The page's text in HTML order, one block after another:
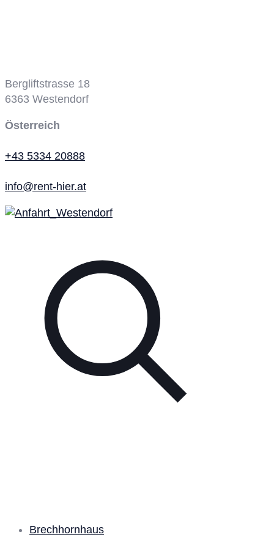
Bergliftstrasse 18
6363 Westendorf
Österreich
+43 5334 20888
info@rent-hier.at
Brechhornhaus